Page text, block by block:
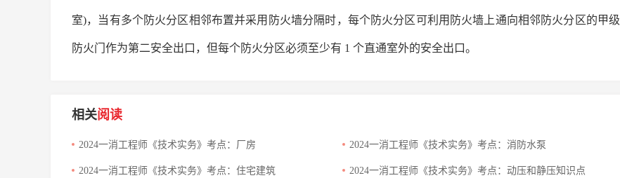
室)，当有多个防火分区相邻布置并采用防火墙分隔时，每个防火分区可利用防火墙上通向相邻防火分区的甲级
防火门作为第二安全出口，但每个防火分区必须至少有 1 个直通室外的安全出口。
相关阅读
2024一消工程师《技术实务》考点：厂房 2024一消工程师《技术实务》考点：消防水泵
2024一消工程师《技术实务》考点：住宅建筑 2024一消工程师《技术实务》考点：动压和静压知识点